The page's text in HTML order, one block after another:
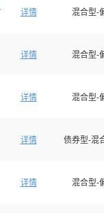
详情 混合型-
详情 混合型-
详情 混合型-
详情 债券型-混
详情 混合型-